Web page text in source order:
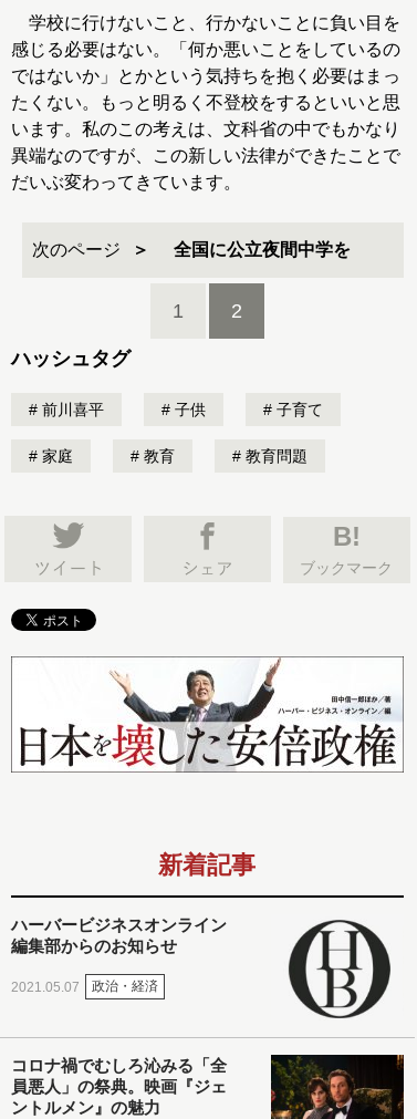
学校に行けないこと、行かないことに負い目を
感じる必要はない。「何か悪いことをしているの
ではないか」とかという気持ちを抱く必要はまっ
たくない。もっと明るく不登校をするといいと思
います。私のこの考えは、文科省の中でもかなり
異端なのですが、この新しい法律ができたことで
だいぶ変わってきています。
次のページ 全国に公立夜間中学を
1 2
ハッシュタグ
前川喜平 子供 子育て
家庭 教育 教育問題
B!
ブックマーク
新着記事
ハーバービジネスオンライン
編集部からのお知らせ
2021.05.07 政治・経済
コロナ禍でむしろ沁みる「全
員悪人」の祭典。映画『ジェ
ントルメン』の魅力